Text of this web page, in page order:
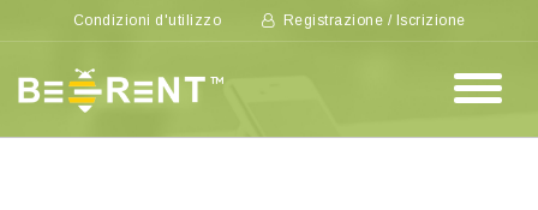
Condizioni d'utilizzo Registrazione / Iscrizione